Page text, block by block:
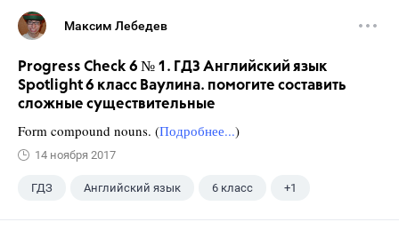
Максим Лебедев
Progress Check 6 № 1. ГДЗ Английский язык
Spotlight 6 класс Ваулина. помогите составить
сложные существительные
Form compound nouns. (Подробнее...)
14 ноября 2017
ГДЗ Английский язык 6 класс +1